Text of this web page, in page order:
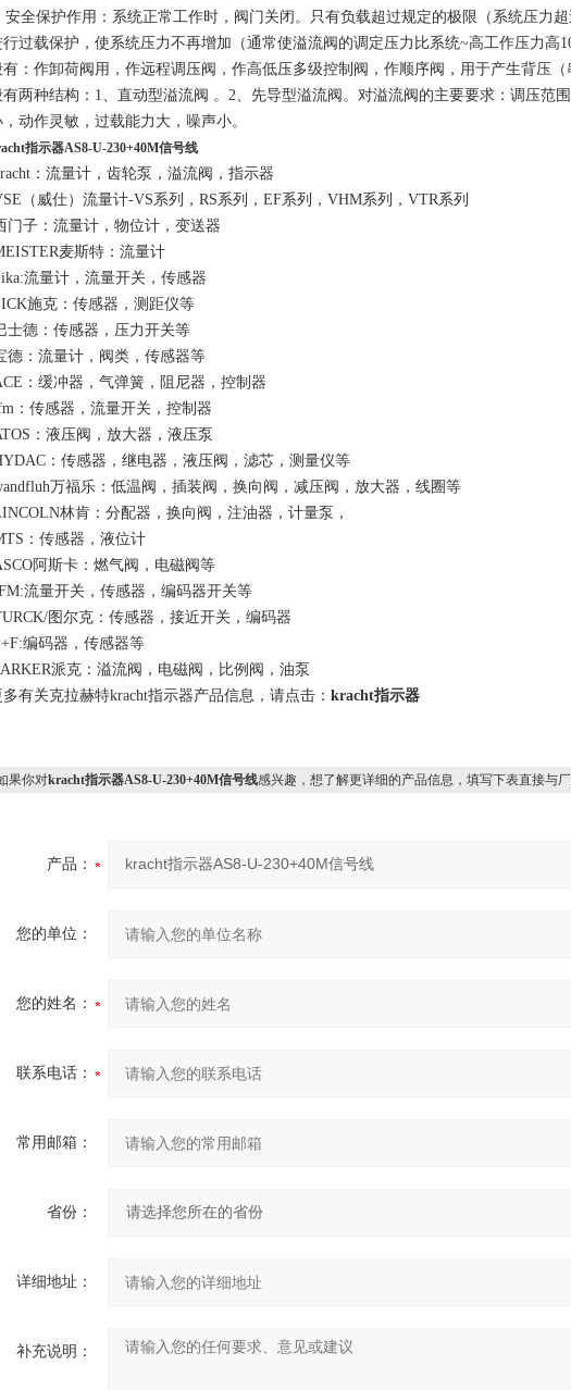
全保护作用：系统正常工作时，阀门关闭。只有负载超过规定的极限（系统压力超
行过载保护，使系统压力不再增加（通常使溢流阀的调定压力比系统~高工作压力高
有：作卸荷阀用，作远程调压阀，作高低压多级控制阀，作顺序阀，用于产生背压
有两种结构：1、直动型溢流阀 。2、先导型溢流阀。对溢流阀的主要要求：调压范
，动作灵敏，过载能力大，噪声小。
指示器AS8-U-230+40M信号线
：流量计，齿轮泵，溢流阀，指示器
（威仕）流量计-VS系列，RS系列，EF系列，VHM系列，VTR系列
门子：流量计，物位计，变送器
麦斯特：流量计
流量计，流量开关，传感器
施克：传感器，测距仪等
士德：传感器，压力开关等
德：流量计，阀类，传感器等
：缓冲器，气弹簧，阻尼器，控制器
：传感器，流量开关，控制器
：液压阀，放大器，液压泵
：传感器，继电器，液压阀，滤芯，测量仪等
万福乐：低温阀，插装阀，换向阀，减压阀，放大器，线圈等
林肯：分配器，换向阀，注油器，计量泵，
：传感器，液位计
阿斯卡：燃气阀，电磁阀等
流量开关，传感器，编码器开关等
图尔克：传感器，接近开关，编码器
编码器，传感器等
派克：溢流阀，电磁阀，比例阀，油泵
多有关克拉赫特kracht指示器产品信息，请点击： kracht指示器
你对kracht指示器AS8-U-230+40M信号线感兴趣，想了解更详细的产品信息，填写下表直接与厂
产品：
您的单位：
您的姓名：
联系电话：
常用邮箱：
省份：
详细地址：
补充说明：